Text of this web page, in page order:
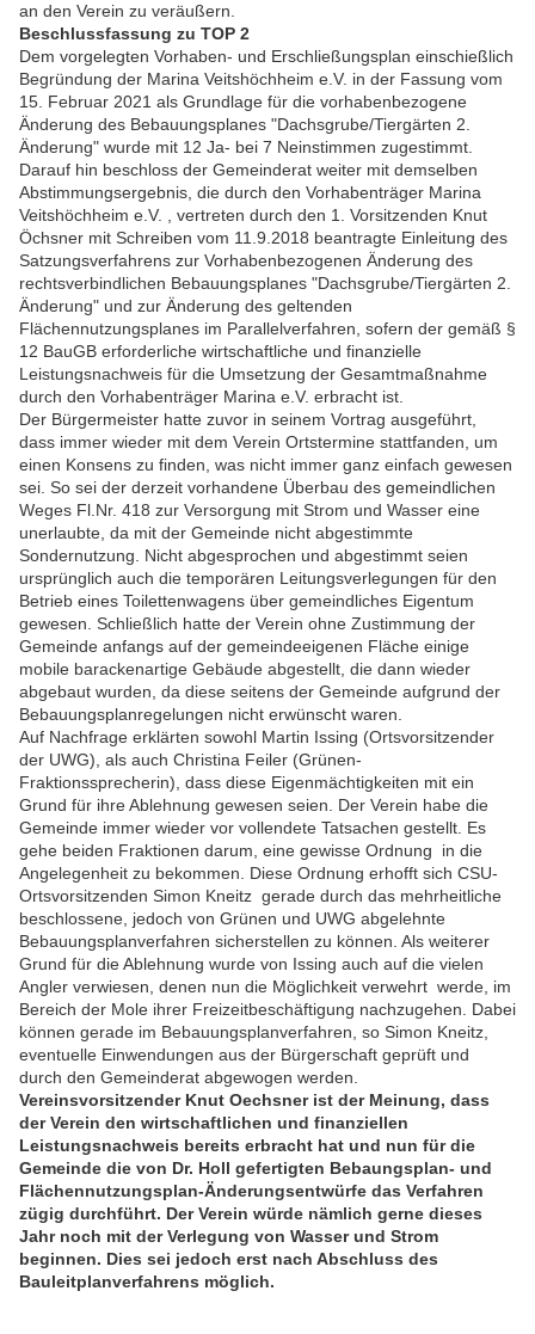
an den Verein zu veräußern.
Beschlussfassung zu TOP 2
Dem vorgelegten Vorhaben- und Erschließungsplan einschießlich
Begründung der Marina Veitshöchheim e.V. in der Fassung vom
15. Februar 2021 als Grundlage für die vorhabenbezogene
Änderung des Bebauungsplanes "Dachsgrube/Tiergärten 2.
Änderung" wurde mit 12 Ja- bei 7 Neinstimmen zugestimmt.
Darauf hin beschloss der Gemeinderat weiter mit demselben
Abstimmungsergebnis, die durch den Vorhabenträger Marina
Veitshöchheim e.V. , vertreten durch den 1. Vorsitzenden Knut
Öchsner mit Schreiben vom 11.9.2018 beantragte Einleitung des
Satzungsverfahrens zur Vorhabenbezogenen Änderung des
rechtsverbindlichen Bebauungsplanes "Dachsgrube/Tiergärten 2.
Änderung" und zur Änderung des geltenden
Flächennutzungsplanes im Parallelverfahren, sofern der gemäß §
12 BauGB erforderliche wirtschaftliche und finanzielle
Leistungsnachweis für die Umsetzung der Gesamtmaßnahme
durch den Vorhabenträger Marina e.V. erbracht ist.
Der Bürgermeister hatte zuvor in seinem Vortrag ausgeführt,
dass immer wieder mit dem Verein Ortstermine stattfanden, um
einen Konsens zu finden, was nicht immer ganz einfach gewesen
sei. So sei der derzeit vorhandene Überbau des gemeindlichen
Weges Fl.Nr. 418 zur Versorgung mit Strom und Wasser eine
unerlaubte, da mit der Gemeinde nicht abgestimmte
Sondernutzung. Nicht abgesprochen und abgestimmt seien
ursprünglich auch die temporären Leitungsverlegungen für den
Betrieb eines Toilettenwagens über gemeindliches Eigentum
gewesen. Schließlich hatte der Verein ohne Zustimmung der
Gemeinde anfangs auf der gemeindeeigenen Fläche einige
mobile barackenartige Gebäude abgestellt, die dann wieder
abgebaut wurden, da diese seitens der Gemeinde aufgrund der
Bebauungsplanregelungen nicht erwünscht waren.
Auf Nachfrage erklärten sowohl Martin Issing (Ortsvorsitzender
der UWG), als auch Christina Feiler (Grünen-
Fraktionssprecherin), dass diese Eigenmächtigkeiten mit ein
Grund für ihre Ablehnung gewesen seien. Der Verein habe die
Gemeinde immer wieder vor vollendete Tatsachen gestellt. Es
gehe beiden Fraktionen darum, eine gewisse Ordnung in die
Angelegenheit zu bekommen. Diese Ordnung erhofft sich CSU-
Ortsvorsitzenden Simon Kneitz gerade durch das mehrheitliche
beschlossene, jedoch von Grünen und UWG abgelehnte
Bebauungsplanverfahren sicherstellen zu können. Als weiterer
Grund für die Ablehnung wurde von Issing auch auf die vielen
Angler verwiesen, denen nun die Möglichkeit verwehrt werde, im
Bereich der Mole ihrer Freizeitbeschäftigung nachzugehen. Dabei
können gerade im Bebauungsplanverfahren, so Simon Kneitz,
eventuelle Einwendungen aus der Bürgerschaft geprüft und
durch den Gemeinderat abgewogen werden.
Vereinsvorsitzender Knut Oechsner ist der Meinung, dass
der Verein den wirtschaftlichen und finanziellen
Leistungsnachweis bereits erbracht hat und nun für die
Gemeinde die von Dr. Holl gefertigten Bebaungsplan- und
Flächennutzungsplan-Änderungsentwürfe das Verfahren
zügig durchführt. Der Verein würde nämlich gerne dieses
Jahr noch mit der Verlegung von Wasser und Strom
beginnen. Dies sei jedoch erst nach Abschluss des
Bauleitplanverfahrens möglich.